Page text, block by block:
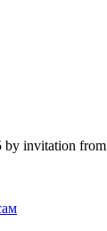
by invitation from